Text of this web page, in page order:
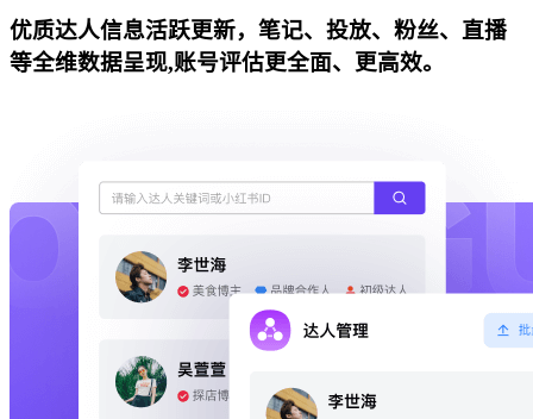
优质达人信息活跃更新，笔记、投放、粉丝、直播
等全维数据呈现,账号评估更全面、更高效。